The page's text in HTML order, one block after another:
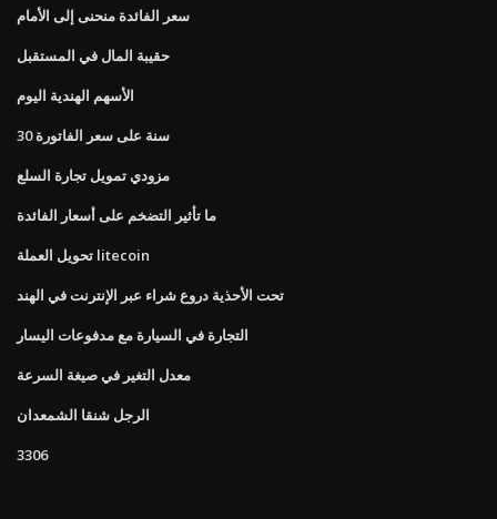
سعر الفائدة منحنى إلى الأمام
حقيبة المال في المستقبل
الأسهم الهندية اليوم
30 سنة على سعر الفاتورة
مزودي تمويل تجارة السلع
ما تأثير التضخم على أسعار الفائدة
تحويل العملة litecoin
تحت الأحذية دروع شراء عبر الإنترنت في الهند
التجارة في السيارة مع مدفوعات اليسار
معدل التغير في صيغة السرعة
الرجل شنقا الشمعدان
3306